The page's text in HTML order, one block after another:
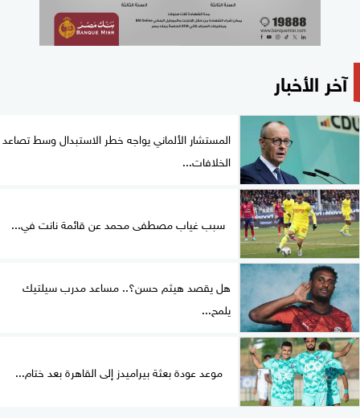
آخر الأخبار
المستشار الألماني يواجه خطر الاستبدال وسط تصاعد
الخلافات...
سبب غياب مصطفى محمد عن قائمة نانت في...
هل يقصد هيثم حسن؟.. مساعد مدرب سيلتيك
يلمح...
موعد عودة بعثة بيراميدز إلى القاهرة بعد ختام...